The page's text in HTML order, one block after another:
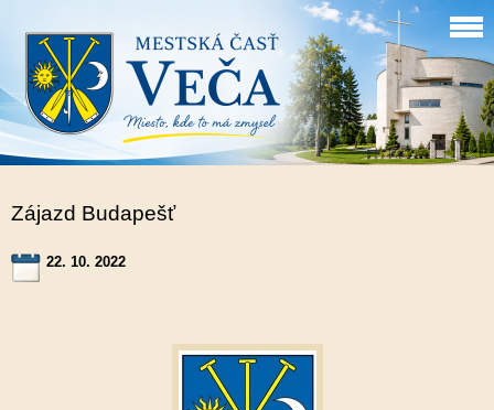
Zájazd Budapešť
22. 10. 2022